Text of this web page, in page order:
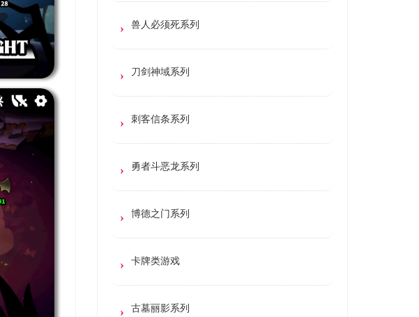
兽人必须死系列
刀剑神域系列
刺客信条系列
勇者斗恶龙系列
博德之门系列
卡牌类游戏
古墓丽影系列